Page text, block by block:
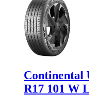
Continental
R17 101 W